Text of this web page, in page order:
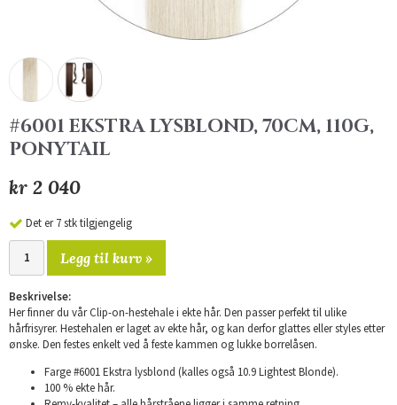
#6001 EKSTRA LYSBLOND, 70CM, 110G,
PONYTAIL
kr 2 040
Det er 7 stk tilgjengelig
Legg til kurv »
Beskrivelse:
Her finner du vår Clip-on-hestehale i ekte hår. Den passer perfekt til ulike
hårfrisyrer. Hestehalen er laget av ekte hår, og kan derfor glattes eller styles etter
ønske. Den festes enkelt ved å feste kammen og lukke borrelåsen.
Farge #6001 Ekstra lysblond (kalles også 10.9 Lightest Blonde).
100 % ekte hår.